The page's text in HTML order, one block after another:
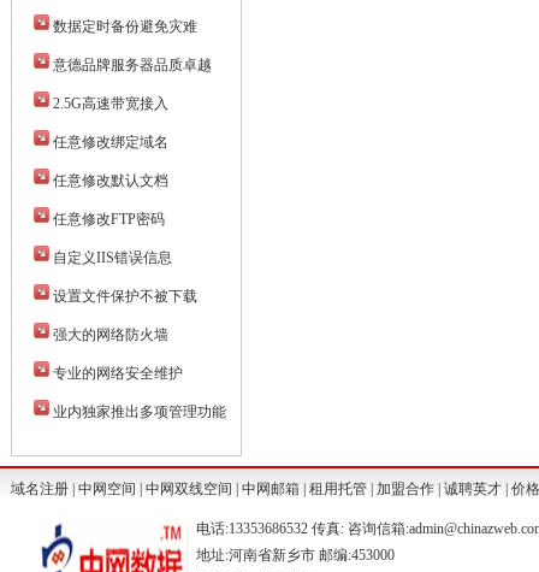
数据定时备份避免灾难
意德品牌服务器品质卓越
2.5G高速带宽接入
任意修改绑定域名
任意修改默认文档
任意修改FTP密码
自定义IIS错误信息
设置文件保护不被下载
强大的网络防火墙
专业的网络安全维护
业内独家推出多项管理功能
域名注册 中网空间 中网双线空间 中网邮箱 租用托管 加盟合作 诚聘英才 价
电话:13353686532 传真: 咨询信箱
地址:河南省新乡市 邮编:453000